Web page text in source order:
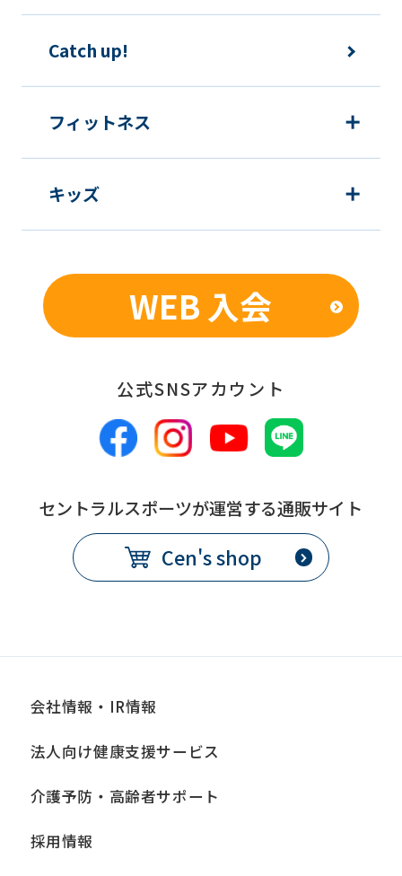
accurate
differ
content.
We
ask
you
understand
before
using
the
service.
Catch up!
フィットネス
キッズ
WEB 入会
公式SNSアカウント
セントラルスポーツが運営する通販サイト
Cen's shop
会社情報・IR情報
法人向け健康支援サービス
介護予防・高齢者サポート
採用情報